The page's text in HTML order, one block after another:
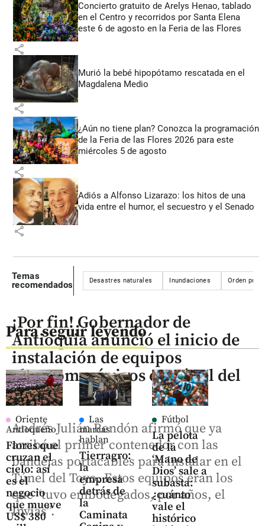
Concierto gratuito de Arelys Henao, tablado
en el Centro y recorridos por Santa Elena
este 6 de agosto en la Feria de las Flores
share
Murió la bebé hipopótamo rescatada en el
Magdalena Medio
share
¿Aún no tiene plan? Conozca la programación
de la Feria de las Flores 2026 para este
miércoles 5 de agosto
share
Adiós a Alfonso Lizarazo: los hitos de una
vida entre el humor, el secuestro y el Senado
share
Temas
recomendados
Desastres naturales Inundaciones Orden
Para seguir leyendo
Oriente
Antioqueño
Flores que
cruzan el
cielo: así
es el
negocio
que mueve
US$ 380
Las
marcas
hablan
Tierragro:
la
empresa
detrás de
la
Caminata
Fútbol
La pelota
de la
‘Mano de
Dios’ sale a
subasta:
¿cuánto
vale el
histórico
¡Por fin! Gobernador de
Antioquia anunció el inicio de
instalación de equipos
electromecánicos en Túnel del
Toyo
Andrés Julián Rendón afirmó que ya
arribó el primer contenedor con las
bandejas portacables para instalar en el
Túnel del Toyo. Estos equipos eran los
que “tuvo embodegados, por años, el
Invías”.